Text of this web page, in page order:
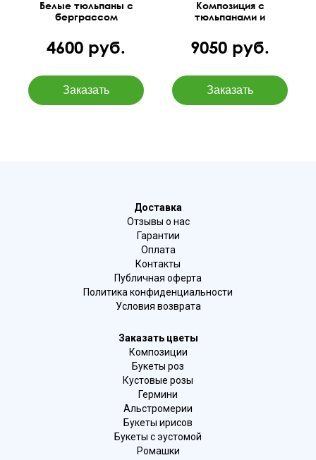
Белые тюльпаны с
берграссом
4600 руб.
Композиция с
тюльпанами и
9050 руб.
Доставка
Отзывы о нас
Гарантии
Оплата
Контакты
Публичная оферта
Политика конфиденциальности
Условия возврата
Заказать цветы
Композиции
Букеты роз
Кустовые розы
Гермини
Альстромерии
Букеты ирисов
Букеты с эустомой
Ромашки